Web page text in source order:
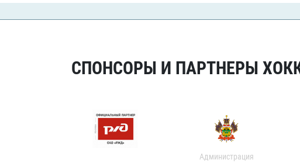
СПОНСОРЫ И ПАРТНЕРЫ
Администрация